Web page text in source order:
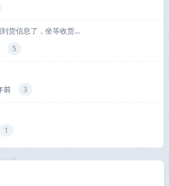
货信息了，坐等收货...
5
前 3
1